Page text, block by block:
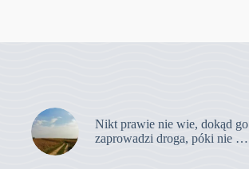
Nikt prawie nie wie, dokąd go
zaprowadzi droga, póki nie …